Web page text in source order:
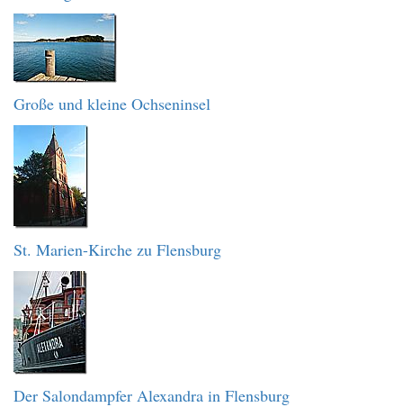
Große und kleine Ochseninsel
St. Marien-Kirche zu Flensburg
Der Salondampfer Alexandra in Flensburg